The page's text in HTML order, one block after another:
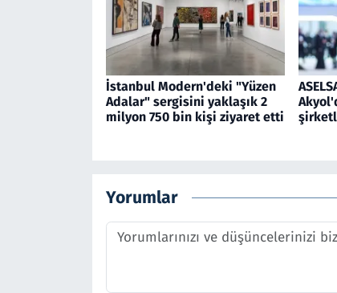
İstanbul Modern'deki "Yüzen
Adalar" sergisini yaklaşık 2
milyon 750 bin kişi ziyaret etti
Yorumlar